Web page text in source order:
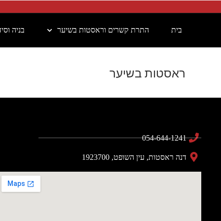
בית התרת קשרים וראסטות בשיער בניה
ראסטות בשיער
054-644-1241
דנה ראסטות, עין השופט, 1923700